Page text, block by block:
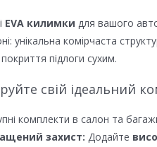
EVA килимки для вашого
унікальна комірчаста
підлоги сухим.
свій ідеальний
комплекти в салон та
захист: Додайте